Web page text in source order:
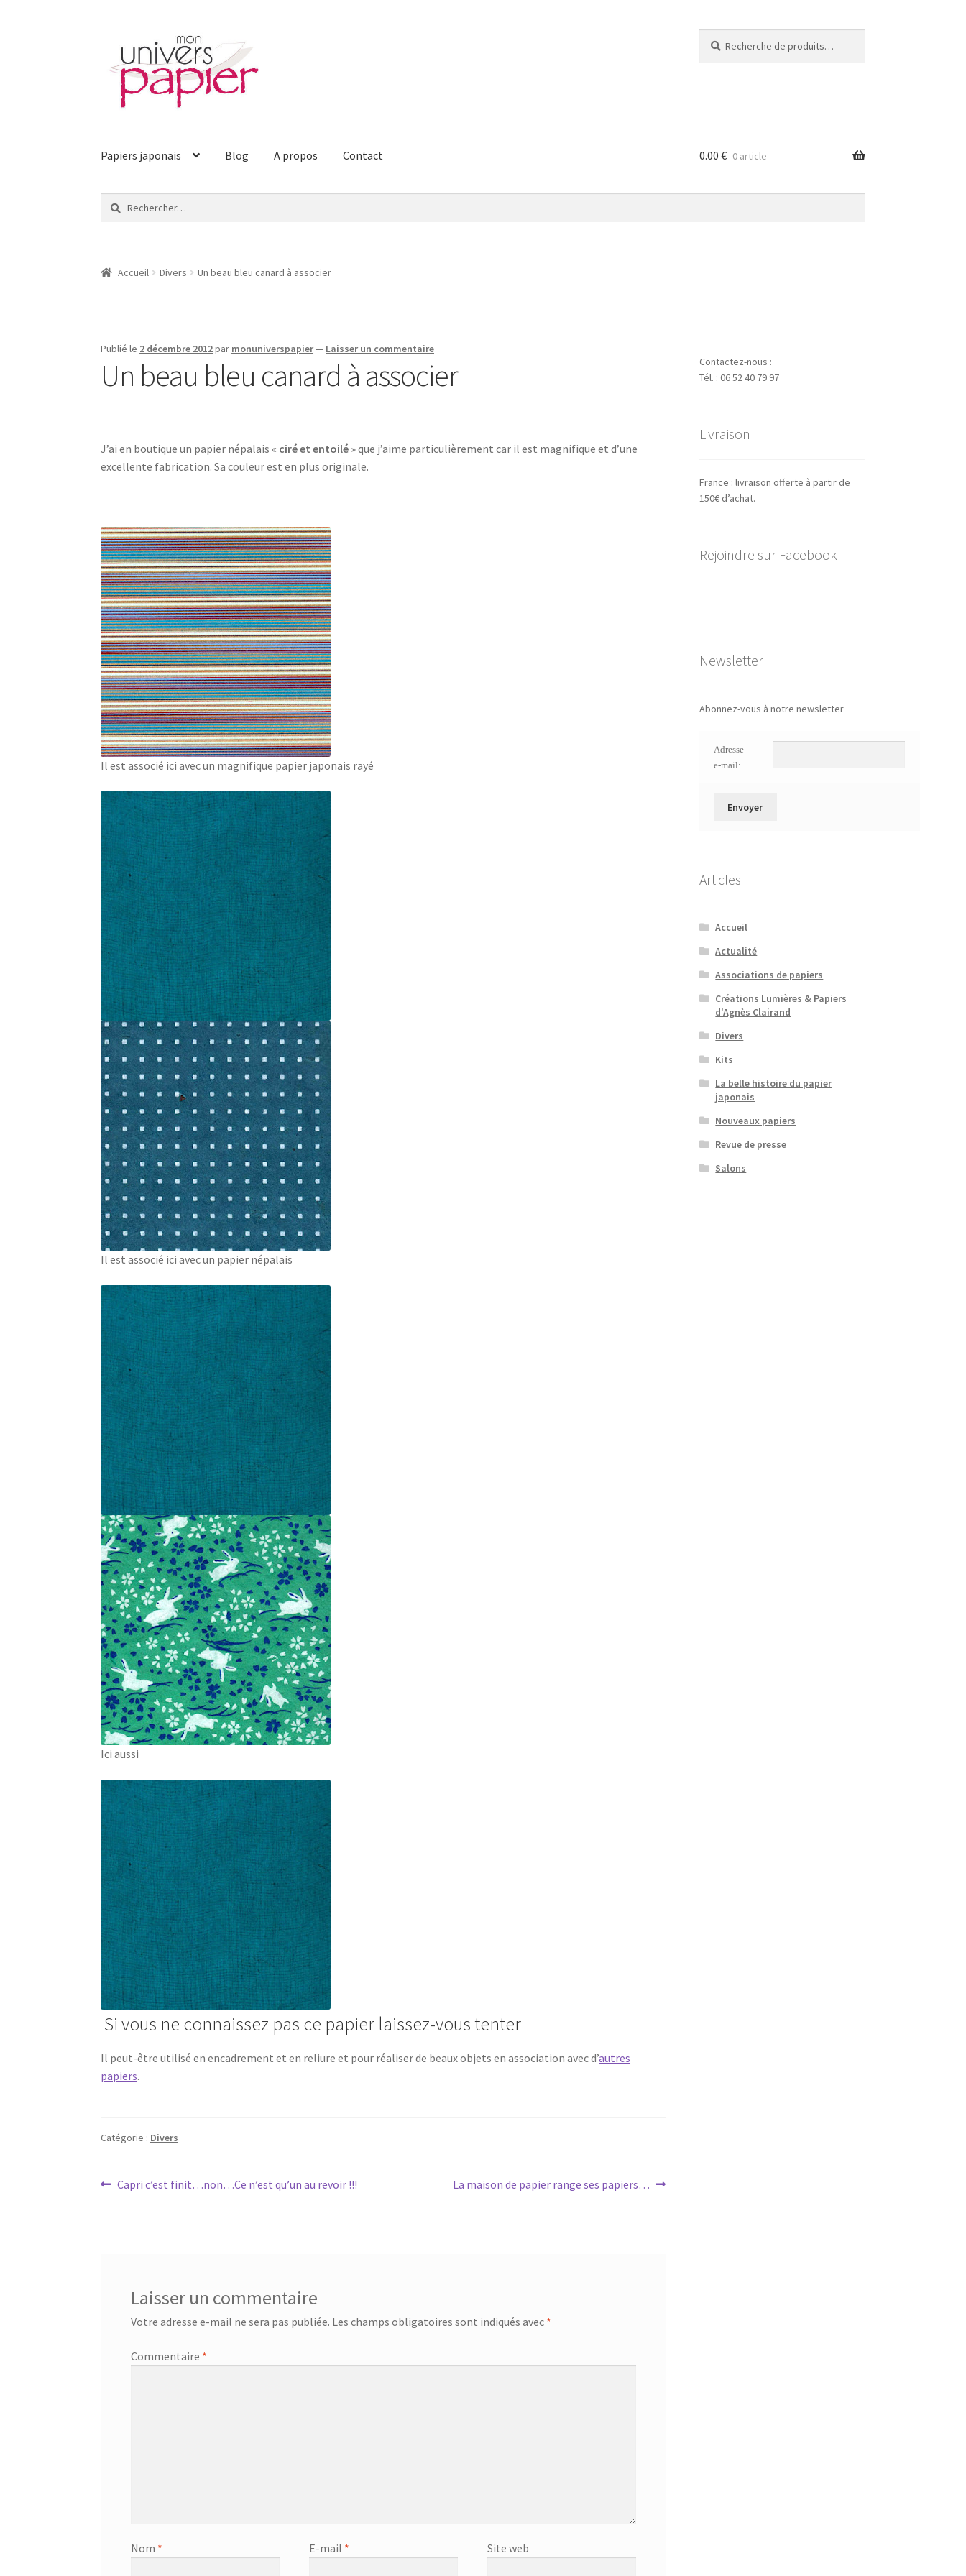
la
navigation
contenu
pour :
Papiers japonais Blog A propos Contact 0.00 € 0 article
Rechercher :
Accueil Divers Un beau bleu canard à associer
Publié le 2 décembre 2012par monuniverspapier— Laisser un commentaire
Un beau bleu canard à associer
J’ai en boutique un papier népalais « ciré et entoilé » que j’aime particulièrement car il est magnifique et d’une
excellente fabrication. Sa couleur est en plus originale.
Il est associé ici avec un magnifique papier japonais rayé
Il est associé ici avec un papier népalais
Ici aussi
Si vous ne connaissez pas ce papier laissez-vous tenter
Il peut-être utilisé en encadrement et en reliure et pour réaliser de beaux objets en association avec d’autres
papiers.
Catégorie : Divers
Navigation
Article
Capri c’est finit…non…Ce n’est qu’un au revoir !!!
Article
La maison de papier range ses papiers…
Laisser un commentaire
Votre adresse e-mail ne sera pas publiée. Les champs obligatoires sont indiqués avec *
Commentaire *
Nom * E-mail * Site web
Contactez-nous :
Tél. : 06 52 40 79 97
Livraison
France : livraison offerte à partir de
150€ d’achat.
Rejoindre sur Facebook
Newsletter
Abonnez-vous à notre newsletter
Adresse
e-mail:
Articles
Accueil
Actualité
Associations de papiers
Créations Lumières & Papiers
d'Agnès Clairand
Divers
Kits
La belle histoire du papier
japonais
Nouveaux papiers
Revue de presse
Salons